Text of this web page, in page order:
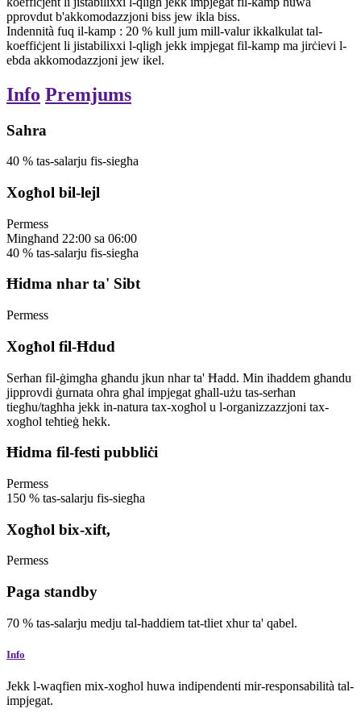
pprovdut b'akkomodazzjoni biss jew ikla biss.
Indennità fuq il-kamp : 20 % kull jum mill-valur ikkalkulat tal-
koeffiċjent li jistabilixxi l-qligħ jekk impjegat fil-kamp ma jirċievi l-
ebda akkomodazzjoni jew ikel.
Info Premjums
Sahra
40 % tas-salarju fis-siegħa
Xogħol bil-lejl
Permess
Mingħand 22:00 sa 06:00
40 % tas-salarju fis-siegħa
Ħidma nhar ta' Sibt
Permess
Xogħol fil-Ħdud
Serħan fil-ġimgħa għandu jkun nhar ta' Ħadd. Min iħaddem għandu
jipprovdi ġurnata oħra għal impjegat għall-użu tas-serħan
tiegħu/tagħha jekk in-natura tax-xogħol u l-organizzazzjoni tax-
xogħol teħtieġ hekk.
Ħidma fil-festi pubbliċi
Permess
150 % tas-salarju fis-siegħa
Xogħol bix-xift,
Permess
Paga standby
70 % tas-salarju medju tal-ħaddiem tat-tliet xhur ta' qabel.
Info
Jekk l-waqfien mix-xogħol huwa indipendenti mir-responsabilità tal-
impjegat.